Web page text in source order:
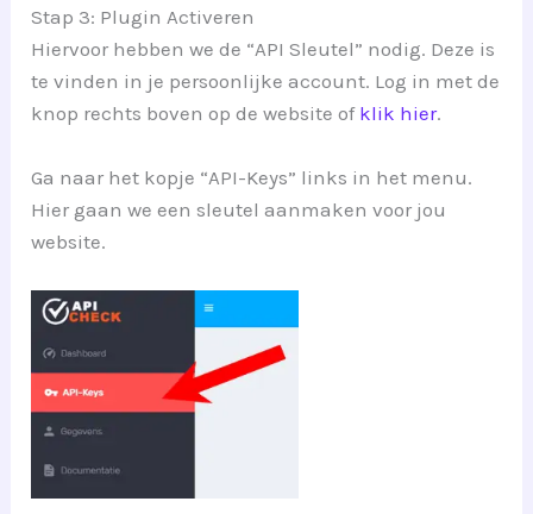
Stap 3: Plugin Activeren
Hiervoor hebben we de “API Sleutel” nodig. Deze is
te vinden in je persoonlijke account. Log in met de
knop rechts boven op de website of klik hier.
Ga naar het kopje “API-Keys” links in het menu.
Hier gaan we een sleutel aanmaken voor jou
website.